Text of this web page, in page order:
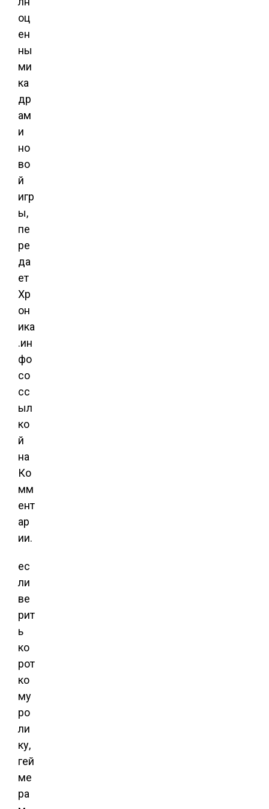
оц
ен
ны
ми
ка
др
ам
и
но
во
й
игр
ы,
пе
ре
да
ет
Хр
он
ика
.ин
фо
со
сс
ыл
ко
й
на
Ко
мм
ент
ар
ии.
ес
ли
ве
рит
ь
ко
рот
ко
му
ро
ли
ку,
гей
ме
ра